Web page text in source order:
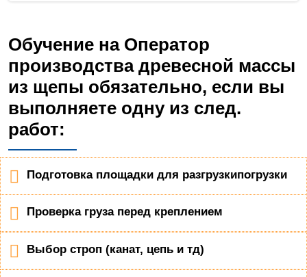
Обучение на Оператор
производства древесной массы
из щепы обязательно, если вы
выполняете одну из след.
работ:
Подготовка площадки для разгрузкипогрузки
Проверка груза перед креплением
Выбор строп (канат, цепь и тд)